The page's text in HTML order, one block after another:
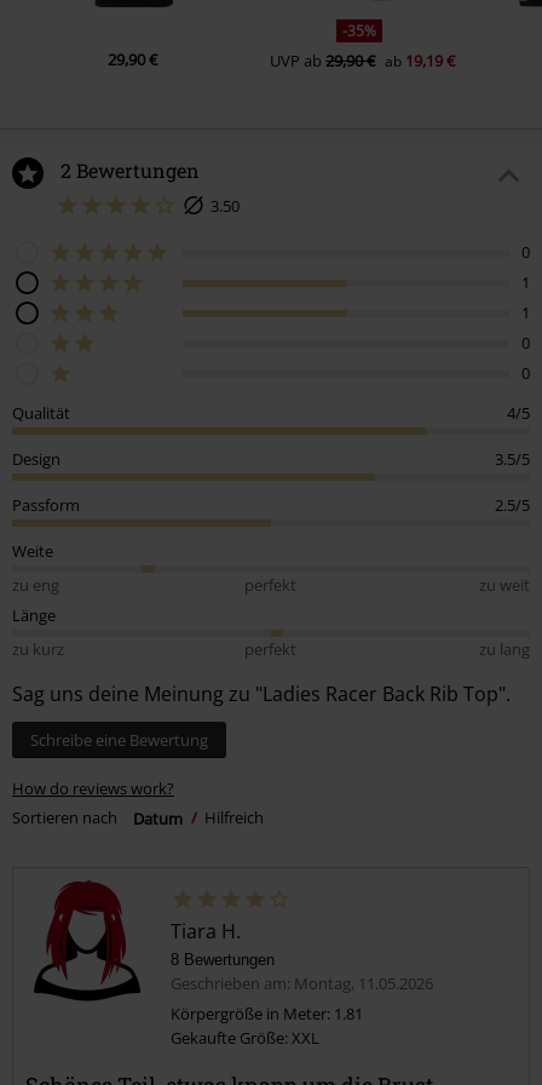
29,90 €
-35%
UVP ab29,90 € ab 19,19 €
2 Bewertungen
3.50
0
1
1
0
0
Qualität
4/5
Design 3.5/5
Passform 2.5/5
Weite
zu eng
perfekt
zu weit
Länge
zu kurz
perfekt zu lang
Sag uns deine Meinung zu "Ladies Racer Back Rib Top".
Schreibe eine Bewertung
How do reviews work?
Sortieren nach
Datum Hilfreich
Tiara H.
8 Bewertungen
Geschrieben am: Montag, 11.05.2026
Körpergröße in Meter: 1.81
Gekaufte Größe: XXL